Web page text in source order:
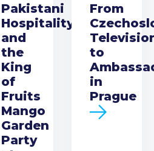
Pakistani
Hospitality
and
the
King
of
Fruits
Mango
Garden
Party
From
to
in
Prague